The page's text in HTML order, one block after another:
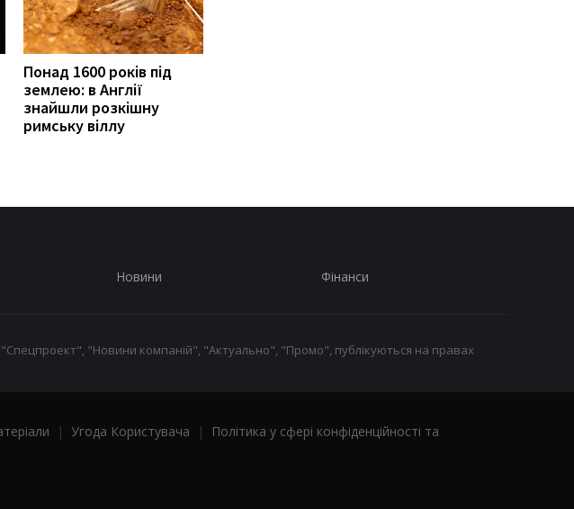
Понад 1600 років під
землею: в Англії
знайшли розкішну
римську віллу
Новини Фінанси
"Новини компаній", "Актуально", "Промо", публікуються на правах
| Угода Користувача |
Політика у сфері конфіденційності та